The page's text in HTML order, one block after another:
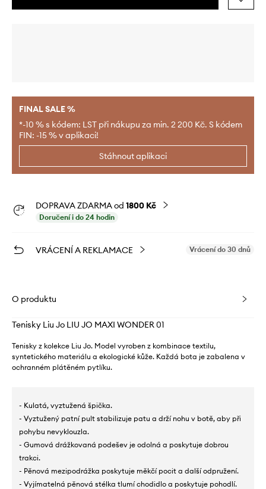
FINAL SALE %
*-10 % s kódem: LST při nákupu za min. 2 200 Kč. S kódem
FIN: -15 % v aplikaci!
Stáhnout aplikaci
DOPRAVA ZDARMA od 1800 Kč
Doručení i do 24 hodin
VRÁCENÍ A REKLAMACE Vrácení do 30 dnů
O produktu
Tenisky Liu Jo LIU JO MAXI WONDER 01
Tenisky z kolekce Liu Jo. Model vyroben z kombinace textilu,
syntetického materiálu a ekologické kůže. Každá bota je zabalena v
ochranném plátěném pytlíku.
- Kulatá, vyztužená špička.
- Vyztužený patní pult stabilizuje patu a drží nohu v botě, aby při
pohybu nevyklouzla.
- Gumová drážkovaná podešev je odolná a poskytuje dobrou
trakci.
- Pěnová mezipodrážka poskytuje měkčí pocit a další odpružení.
- Vyjímatelná pěnová stélka tlumí chodidlo a poskytuje pohodlí.